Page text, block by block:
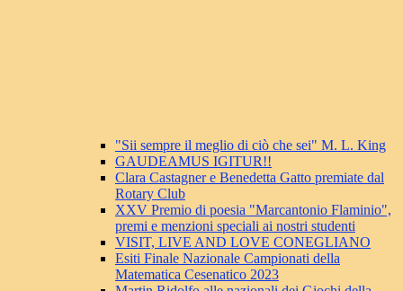
"Sii sempre il meglio di ciò che sei" M. L. King
GAUDEAMUS IGITUR!!
Clara Castagner e Benedetta Gatto premiate dal
Rotary Club
XXV Premio di poesia "Marcantonio Flaminio",
premi e menzioni speciali ai nostri studenti
VISIT, LIVE AND LOVE CONEGLIANO
Esiti Finale Nazionale Campionati della
Matematica Cesenatico 2023